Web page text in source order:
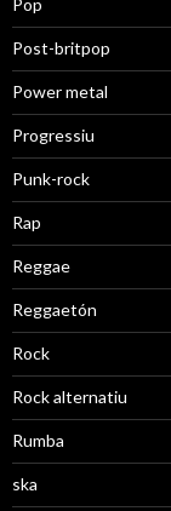
Pop
Post-britpop
Power metal
Progressiu
Punk-rock
Rap
Reggae
Reggaetón
Rock
Rock alternatiu
Rumba
ska